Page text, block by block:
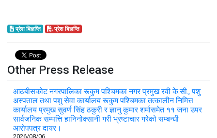
प्रेश बिज्ञप्ति प्रेश बिज्ञप्ति
Other Press Release
आठबीसकोट नगरपालिका रूकुम पश्चिमका नगर प्रमुख रवी के.सी., पशु
अस्पताल तथा पशु सेवा कार्यालय रूकुम पश्चिमका तत्कालीन निमित्त
कार्यालय प्रमुख सुवर्ण सिंह ठकुरी र ज्ञानु कुमार शर्मासमेत ११ जना उपर
सार्वजनिक सम्पत्ति हानिनोक्सानी गरी भ्रष्टाचार गरेको सम्बन्धी
आरोपपत्र दायर।
2026/08/06